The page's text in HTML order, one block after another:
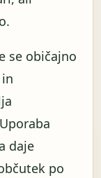
se običajno
daje
po